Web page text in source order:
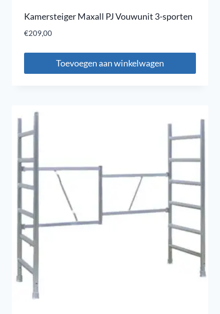
Kamersteiger Maxall PJ Vouwunit 3-sporten
€209,00
Toevoegen aan winkelwagen